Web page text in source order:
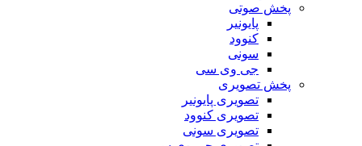
پخش صوتی
پایونیر
کنوود
سونی
جی وی سی
پخش تصویری
تصویری پایونیر
تصویری کنوود
تصویری سونی